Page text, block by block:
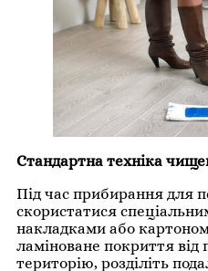
Стандартна техніка
Під час прибирання для
скористатися
накладками або
ламіноване покриття
територію, розділіть